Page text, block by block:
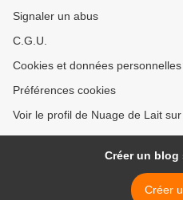
Signaler un abus
C.G.U.
Cookies et données personnelles
Préférences cookies
Voir le profil de Nuage de Lait
Créer un blog
Créer